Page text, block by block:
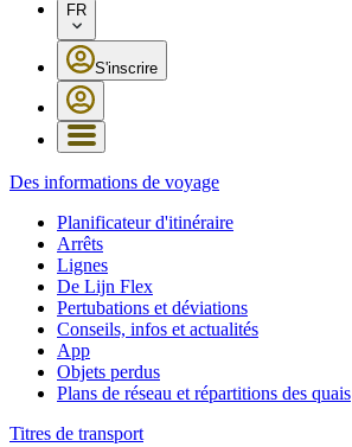
FR
S'inscrire
Des informations de voyage
Planificateur d'itinéraire
Arrêts
Lignes
De Lijn Flex
Pertubations et déviations
Conseils, infos et actualités
App
Objets perdus
Plans de réseau et répartitions des quais
Titres de transport